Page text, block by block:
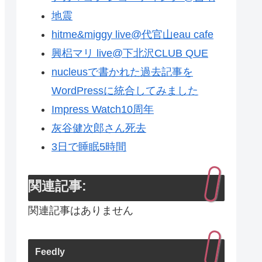
地震
hitme&miggy live@代官山eau cafe
興梠マリ live@下北沢CLUB QUE
nucleusで書かれた過去記事を
WordPressに統合してみました
Impress Watch10周年
灰谷健次郎さん死去
3日で睡眠5時間
関連記事:
関連記事はありません
Feedly